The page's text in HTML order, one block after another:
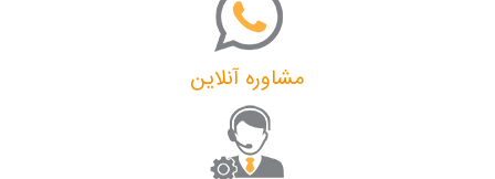
مشاوره آنلاین